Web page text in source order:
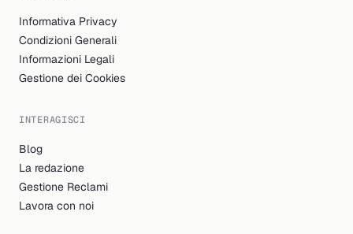
Informativa Privacy
Condizioni Generali
Informazioni Legali
Gestione dei Cookies
INTERAGISCI
Blog
La redazione
Gestione Reclami
Lavora con noi